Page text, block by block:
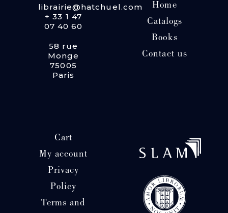
librairie@hatchuel.com
+ 33 1 47
07 40 60
58 rue
Monge
75005
Paris
Home
Catalogs
Books
Contact us
Cart
My account
Privacy
Policy
Terms and